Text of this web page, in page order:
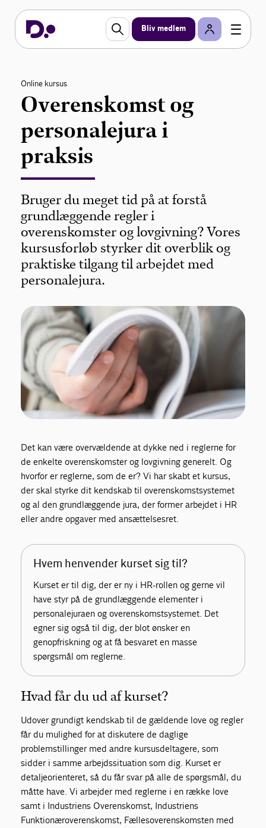
Bliv medlem
Online kursus
Overenskomst og
personalejura i
praksis
Bruger du meget tid på at forstå
grundlæggende regler i
overenskomster og lovgivning? Vores
kursusforløb styrker dit overblik og
praktiske tilgang til arbejdet med
personalejura.
Det kan være overvældende at dykke ned i reglerne for
de enkelte overenskomster og lovgivning generelt. Og
hvorfor er reglerne, som de er? Vi har skabt et kursus,
der skal styrke dit kendskab til overenskomstsystemet
og al den grundlæggende jura, der former arbejdet i HR
eller andre opgaver med ansættelsesret.
Hvem henvender kurset sig til?
Kurset er til dig, der er ny i HR-rollen og gerne vil
have styr på de grundlæggende elementer i
personalejuraen og overenskomstsystemet. Det
egner sig også til dig, der blot ønsker en
genopfriskning og at få besvaret en masse
spørgsmål om reglerne.
Hvad får du ud af kurset?
Udover grundigt kendskab til de gældende love og regler
får du mulighed for at diskutere de daglige
problemstillinger med andre kursusdeltagere, som
sidder i samme arbejdssituation som dig. Kurset er
detaljeorienteret, så du får svar på alle de spørgsmål, du
måtte have. Vi arbejder med reglerne i en række love
samt i Industriens Overenskomst, Industriens
Funktionæroverenskomst, Fællesoverenskomsten med